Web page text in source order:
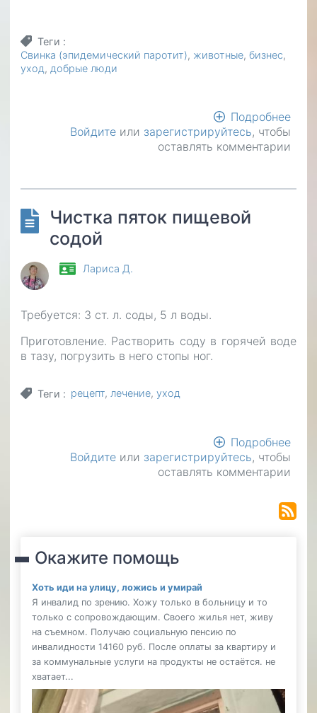
Теги
Свинка (эпидемический паротит) животные бизнес
уход
добрые люди
Подробнее
Войдите или зарегистрируйтесь, чтобы
оставлять комментарии
Чистка пяток пищевой
содой
Лариса Д.
Требуется: 3 ст. л. соды, 5 л воды.
Приготовление. Растворить соду в горячей воде
в тазу, погрузить в него стопы ног.
Теги рецепт лечение уход
Подробнее
Войдите или зарегистрируйтесь, чтобы
оставлять комментарии
Окажите помощь
Хоть иди на улицу, ложись и умирай
Я инвалид по зрению. Хожу только в больницу и то
только с сопровождающим. Своего жилья нет, живу
на съемном. Получаю социальную пенсию по
инвалидности 14160 руб. После оплаты за квартиру и
за коммунальные услуги на продукты не остаётся. не
хватает...